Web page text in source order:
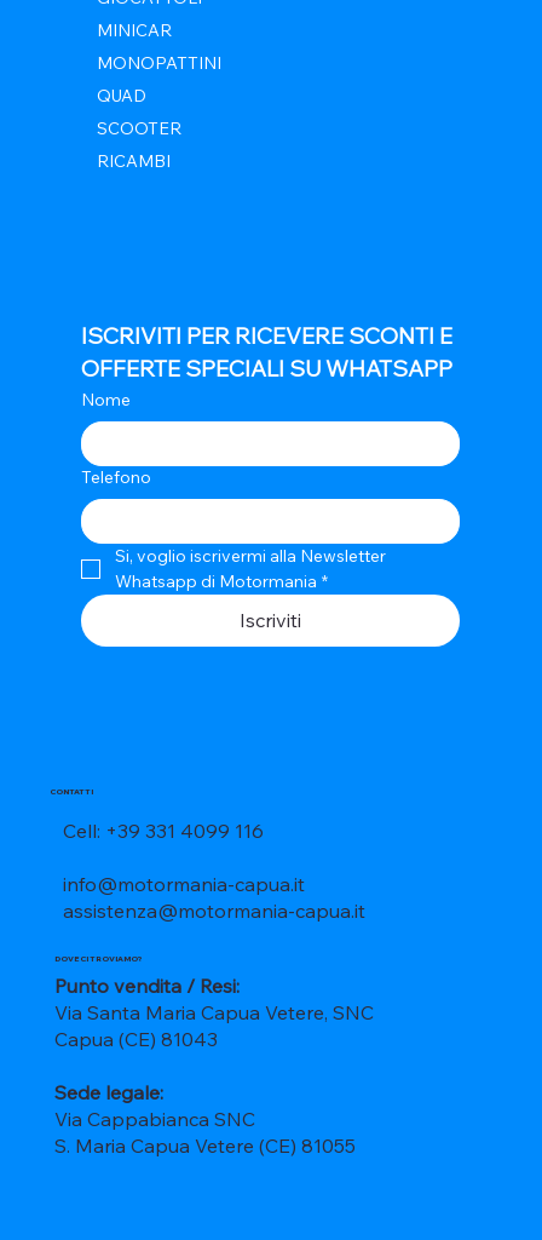
MINICAR
MONOPATTINI
QUAD
SCOOTER
RICAMBI
CONTATTI
Cell: +39 331 4099 116
info@motormania-capua.it
assistenza@motormania-capua.it
DOVE CI TROVIAMO?
Punto vendita / Resi:
Via Santa Maria Capua Vetere, SNC
Capua (CE) 81043
Sede legale:
Via Cappabianca SNC
S. Maria Capua Vetere (CE) 81055
ISCRIVITI PER RICEVERE SCONTI E
OFFERTE SPECIALI SU WHATSAPP
Nome
Telefono
Si, voglio iscrivermi alla Newsletter
Whatsapp di Motormania *
Iscriviti